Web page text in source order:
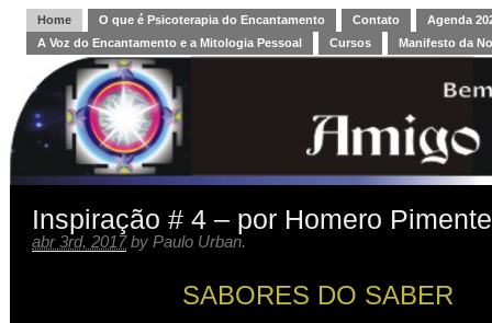
Home O que é Psicoterapia do Encantamento Contato
Agenda
A Voz do Encantamento e a Mitologia Pessoal
Cursos Manifesto da
Inspiração # 4 – por Homero
abr 3rd, 2017 by Paulo Urban.
SABORES DO SABER